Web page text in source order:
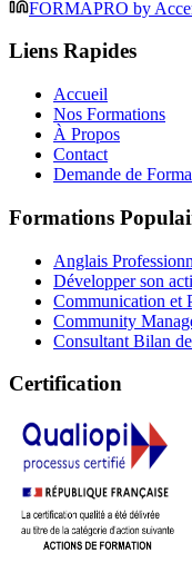
FORMAPRO by
Liens Rapides
Accueil
Nos Formations
À Propos
Contact
Demande de
Formations
Anglais
Développer son
Communication et
Community
Consultant Bilan
Certification